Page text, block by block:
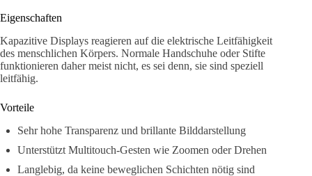
Eigenschaften
Kapazitive Displays reagieren auf die elektrische Leitfähigkeit
des menschlichen Körpers. Normale Handschuhe oder Stifte
funktionieren daher meist nicht, es sei denn, sie sind speziell
leitfähig.
Vorteile
Sehr hohe Transparenz und brillante Bilddarstellung
Unterstützt Multitouch-Gesten wie Zoomen oder Drehen
Langlebig, da keine beweglichen Schichten nötig sind